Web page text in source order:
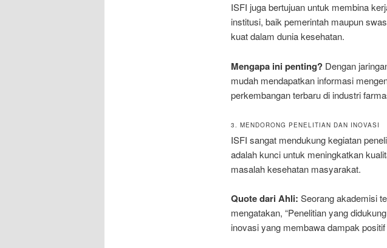
ISFI juga bertujuan untuk membina
institusi, baik pemerintah maupun
kuat dalam dunia kesehatan.
Mengapa ini penting?Dengan
mudah mendapatkan informasi
perkembangan terbaru di industri
3. MENDORONG PENELITIAN DAN INOVASI
ISFI sangat mendukung kegiatan
adalah kunci untuk meningkatkan
masalah kesehatan masyarakat.
Quote dari Ahli: Seorang akademisi
mengatakan, “Penelitian yang
inovasi yang membawa dampak